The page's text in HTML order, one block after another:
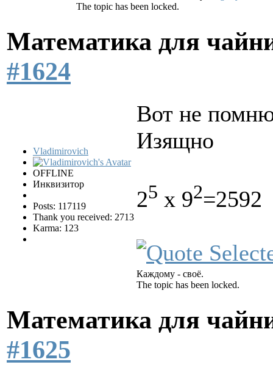
The topic has been locked.
Математика для
#1624
Vladimirovich
OFFLINE
Инквизитор
Posts: 117119
Thank you received: 2713
Karma: 123
Вот не
Изящно
25 x 92=2592
Каждому - своё.
The topic has been locked.
Математика для
#1625